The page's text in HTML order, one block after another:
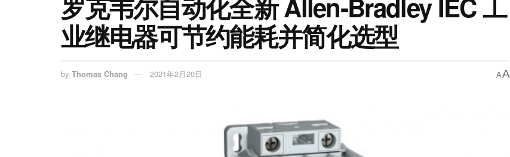
罗克韦尔自动化全新 Allen‑Bradley IEC 工
业继电器可节约能耗并简化选型
by Thomas Chang 2021年2月20日 AA